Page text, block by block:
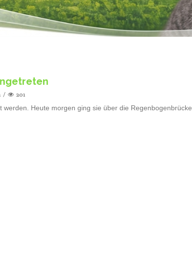
201
Heute morgen ging sie über die Regenbogenbrücke.